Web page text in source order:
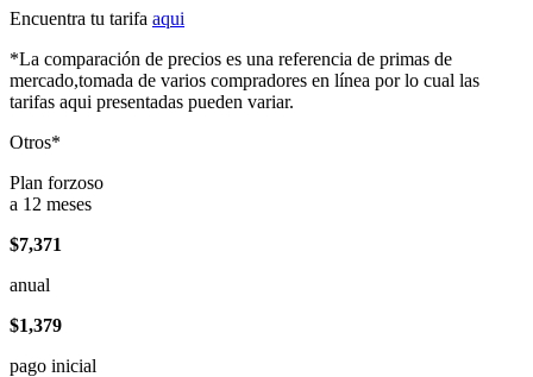
Encuentra tu tarifa aqui
*La comparación de precios es una referencia de primas de
mercado,tomada de varios compradores en línea por lo cual las
tarifas aqui presentadas pueden variar.
Otros*
Plan forzoso
a 12 meses
$7,371
anual
$1,379
pago inicial